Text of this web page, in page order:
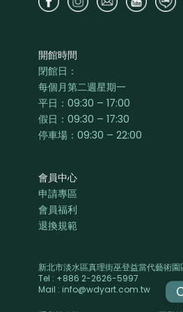
開館時間
閉館日：
每個月第二週星期一
平日： 09:30 – 17:00
假日：09:30 – 17:30
停車場：09:30 – 22:00
會員中心
申請專區
會員福利
退換規範
新北市淡水區真理街巫登益當代藝術園
Tel : +886 2-2626-5997
Mail : info@wdyart.com.tw